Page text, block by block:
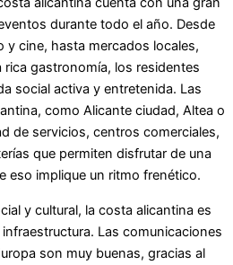
durante todo el año. Desde
y cine, hasta mercados locales,
gastronomía, los residentes
social activa y entretenida. Las
como Alicante ciudad, Altea o
de servicios, centros comerciales,
que permiten disfrutar de una
eso implique un ritmo frenético.
y cultural, la costa alicantina es
Las comunicaciones
son muy buenas, gracias al